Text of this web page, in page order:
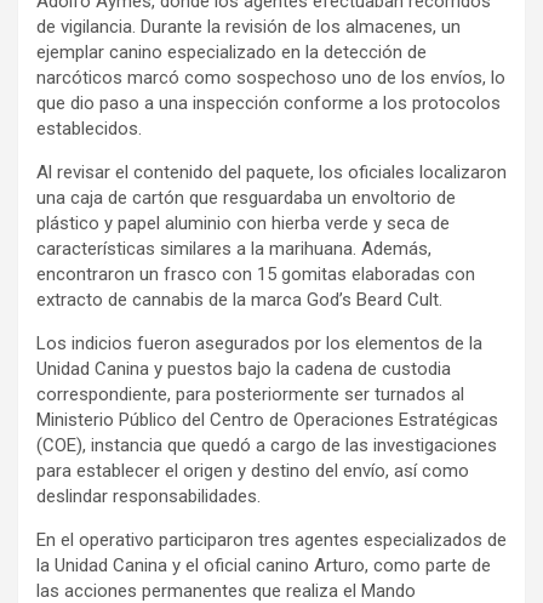
de vigilancia. Durante la revisión de los almacenes, un
ejemplar canino especializado en la detección de
narcóticos marcó como sospechoso uno de los envíos, lo
que dio paso a una inspección conforme a los protocolos
establecidos.
Al revisar el contenido del paquete, los oficiales localizaron
una caja de cartón que resguardaba un envoltorio de
plástico y papel aluminio con hierba verde y seca de
características similares a la marihuana. Además,
encontraron un frasco con 15 gomitas elaboradas con
extracto de cannabis de la marca God’s Beard Cult.
Los indicios fueron asegurados por los elementos de la
Unidad Canina y puestos bajo la cadena de custodia
correspondiente, para posteriormente ser turnados al
Ministerio Público del Centro de Operaciones Estratégicas
(COE), instancia que quedó a cargo de las investigaciones
para establecer el origen y destino del envío, así como
deslindar responsabilidades.
En el operativo participaron tres agentes especializados de
la Unidad Canina y el oficial canino Arturo, como parte de
las acciones permanentes que realiza el Mando